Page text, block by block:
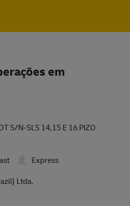
em
S/N-SLS 14,15 E 16 PIZO
Express
Ltda.